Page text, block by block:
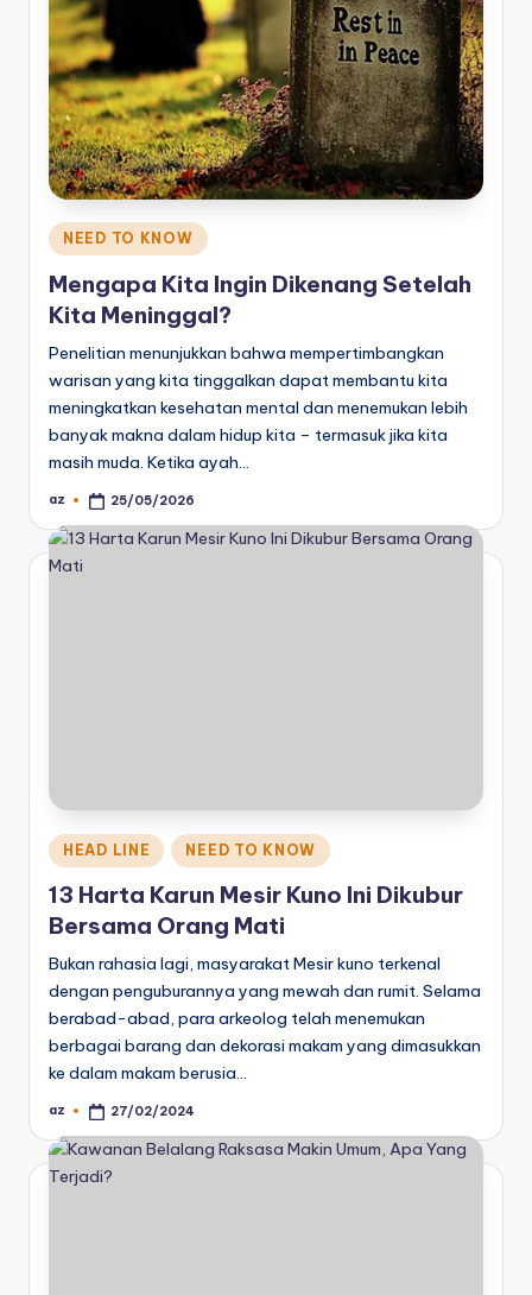
Posted
in
NEED TO KNOW
Mengapa Kita Ingin Dikenang Setelah
Kita Meninggal?
Penelitian menunjukkan bahwa mempertimbangkan
warisan yang kita tinggalkan dapat membantu kita
meningkatkan kesehatan mental dan menemukan lebih
banyak makna dalam hidup kita – termasuk jika kita
masih muda. Ketika ayah…
Posted
az 25/05/2026
Posted
in
HEAD LINE NEED TO KNOW
13 Harta Karun Mesir Kuno Ini Dikubur
Bersama Orang Mati
Bukan rahasia lagi, masyarakat Mesir kuno terkenal
dengan penguburannya yang mewah dan rumit. Selama
berabad-abad, para arkeolog telah menemukan
berbagai barang dan dekorasi makam yang dimasukkan
ke dalam makam berusia…
Posted
az 27/02/2024